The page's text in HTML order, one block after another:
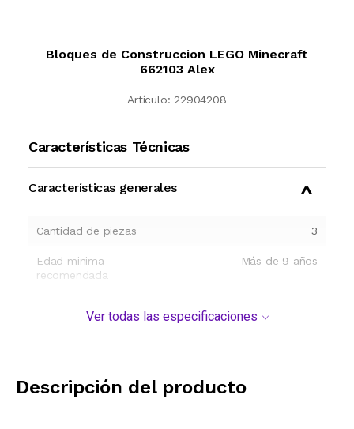
Bloques de Construccion LEGO Minecraft
662103 Alex
Artículo: 22904208
Características Técnicas
Características generales
Cantidad de piezas 3
Edad minima
recomendada
Más de 9 años
Ver todas las especificaciones
Descripción del producto